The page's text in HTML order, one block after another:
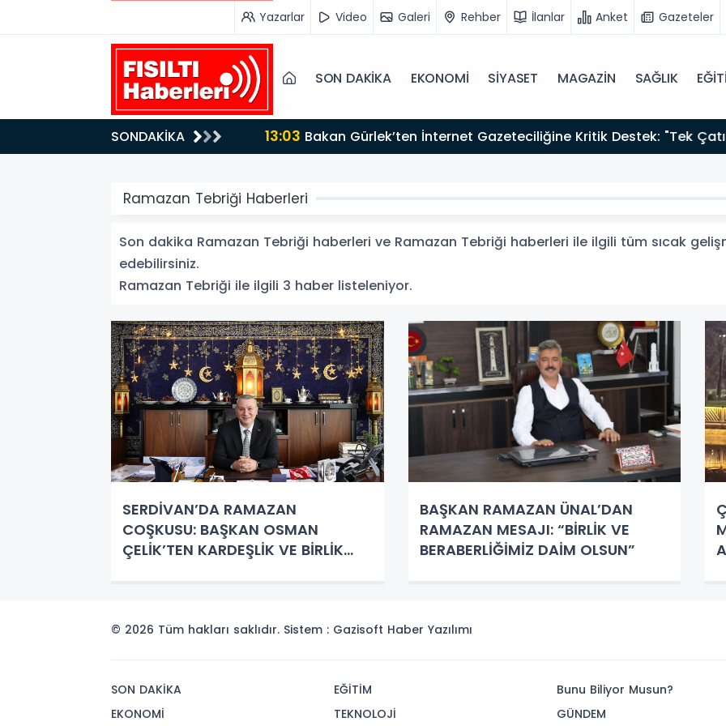
Yazarlar Video Galeri Rehber İlanlar Anket Gazeteler
SON DAKİKA EKONOMİ SİYASET MAGAZİN SAĞLIK
SONDAKİKA 13:03
Düzenlemeye Hazırız"
Ramazan Tebriği Haberleri
Son dakika Ramazan Tebriği haberleri ve Ramazan Tebriği haberleri ile ilgili tüm sıcak
edebilirsiniz.
Ramazan Tebriği ile ilgili 3 haber listeleniyor.
SERDİVAN’DA RAMAZAN
COŞKUSU: BAŞKAN OSMAN
ÇELİK’TEN KARDEŞLİK VE BİRLİK
BAŞKAN RAMAZAN ÜNAL’DAN
RAMAZAN MESAJI: “BİRLİK VE
BERABERLİĞİMİZ DAİM OLSUN”
© 2026 Tüm hakları saklıdır. Sistem : Gazisoft Haber Yazılımı
SON DAKİKA
EKONOMİ
EĞİTİM
TEKNOLOJİ
Bunu Biliyor Musun?
GÜNDEM